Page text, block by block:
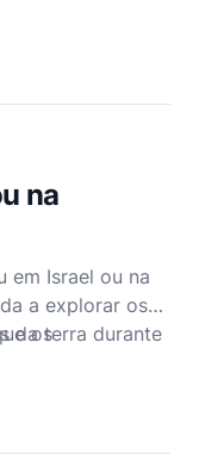
não é
da paixão
na
em Israel ou na
a explorar os
da terra durante
resposta
os